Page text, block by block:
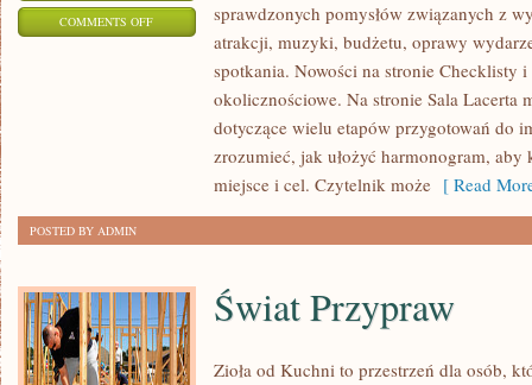
COMMENTS OFFON
DEKORACJE
ARANŻACJE
sprawdzonych pomysłów związanych z
atrakcji, muzyki, budżetu, oprawy
spotkania. Nowości na stronie Checklisty
okolicznościowe. Na stronie Sala Lacerta
dotyczące wielu etapów przygotowań do
zrozumieć, jak ułożyć harmonogram, aby
miejsce i cel. Czytelnik może [ Read
POSTED BY ADMIN
Świat Przypraw
Zioła od Kuchni to przestrzeń dla osób,